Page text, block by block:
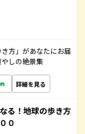
方」があなたにお届
しの絶景集
詳細を見る
る！地球の歩き方
０